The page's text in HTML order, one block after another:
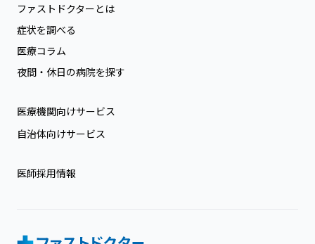
ファストドクターとは
症状を調べる
医療コラム
夜間・休日の病院を探す
医療機関向けサービス
自治体向けサービス
医師採用情報